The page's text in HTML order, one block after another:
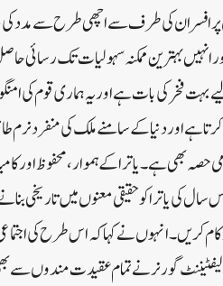
افسران کی طرف سے اچھی طرح سے مدد کی
انہیں بہترین ممکنہ سہولیات تک رسائی
بہت فخر کی بات ہے اور یہ ہماری قوم کی
ہے اور دنیا کے سامنے ملک کی منفرد
بھی ہے۔یاترا کے ہموار، محفوظ اور کامیاب
سال کی یاترا کو حقیقی معنوں میں تاریخی
کریں۔انہوں نے کہاکہ اس طرح کی
گورنر نے تمام عقیدت مندوں سے